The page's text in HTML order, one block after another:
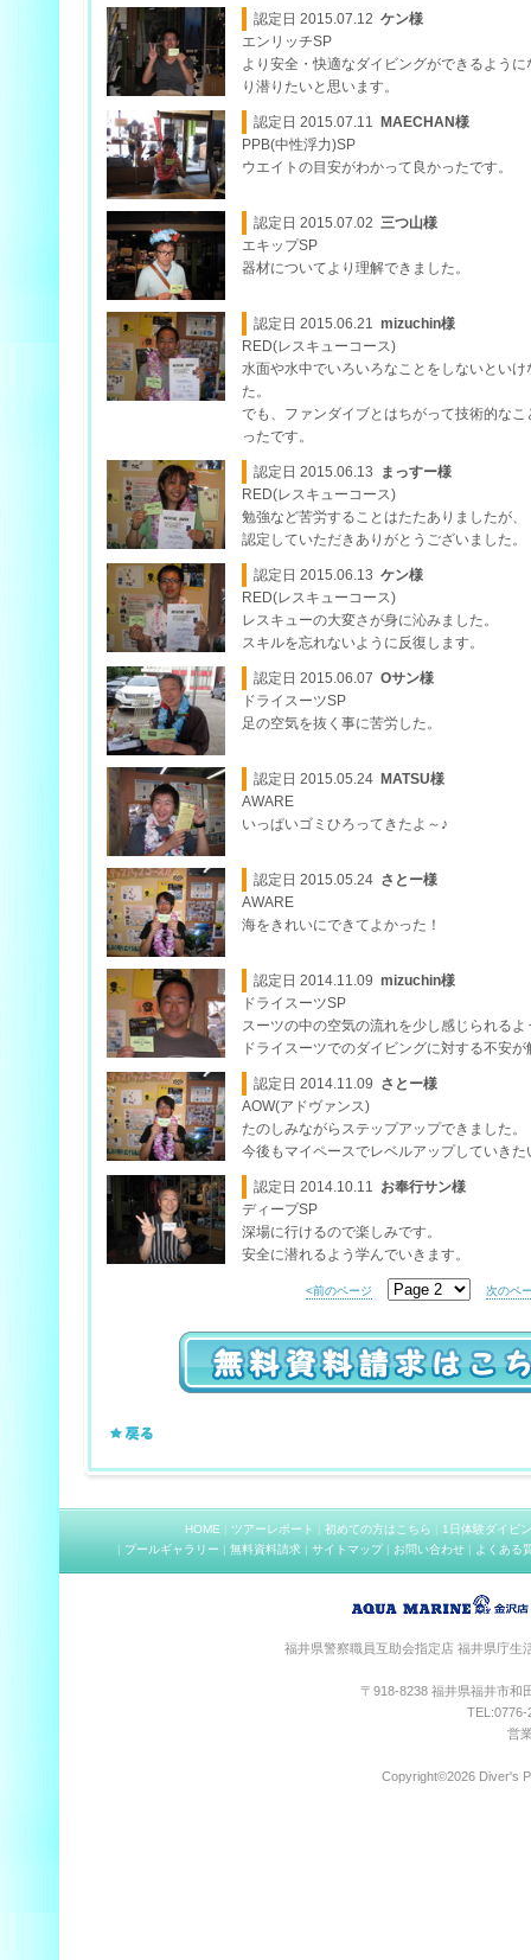
認定日 2015.07.12 ケン様
エンリッチSP
より安全・快適なダイビングができるよう
り潜りたいと思います。
認定日 2015.07.11
MAECHAN様
PPB(中性浮力)SP
ウエイトの目安がわかって良かったです。
認定日 2015.07.02 三つ山様
エキップSP
器材についてより理解できました。
認定日 2015.06.21 mizuchin様
RED(レスキューコース)
水面や水中でいろいろなことをしないとい
た。
でも、ファンダイブとはちがって技術的な
ったです。
認定日 2015.06.13
まっすー様
RED(レスキューコース)
勉強など苦労することはたたありましたが、
認定していただきありがとうございました。
認定日 2015.06.13 ケン様
RED(レスキューコース)
レスキューの大変さが身に沁みました。
スキルを忘れないように反復します。
認定日 2015.06.07 Oサン様
ドライスーツSP
足の空気を抜く事に苦労した。
認定日 2015.05.24 MATSU様
AWARE
いっぱいゴミひろってきたよ～♪
認定日 2015.05.24 さとー様
AWARE
海をきれいにできてよかった！
認定日 2014.11.09 mizuchin様
ドライスーツSP
スーツの中の空気の流れを少し感じられる
ドライスーツでのダイビングに対する不安
認定日 2014.11.09 さとー様
AOW(アドヴァンス)
たのしみながらステップアップできました。
今後もマイペースでレベルアップしていきた
認定日 2014.10.11 お奉行サン様
ディープSP
深場に行けるので楽しみです。
安全に潜れるよう学んでいきます。
<前のページ 次のペ
HOME ツアーレポート 初めての方はこちら
1日体験ダイビ
| プールギャラリー | 無料資料請求| サイトマップ| お問い合わせ| よくある
福井県警察職員互助会指定店 福井県庁生
〒918-8238 福井県福井市
営
Copyright©2026 Diver's